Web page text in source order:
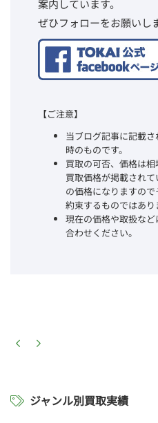
案内しています。
ぜひフォローをお願いし
【ご注意】
当ブログ記事に記載
時のものです。
買取の可否、価格は相
買取価格が掲載され
の価格になりますの
約束するものではあり
現在の価格や取扱な
合わせください。
ジャンル別買取実績